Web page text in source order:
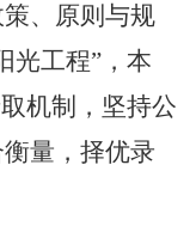
策、原则与规
光工程” ，本
机制，坚持公
量，择优录